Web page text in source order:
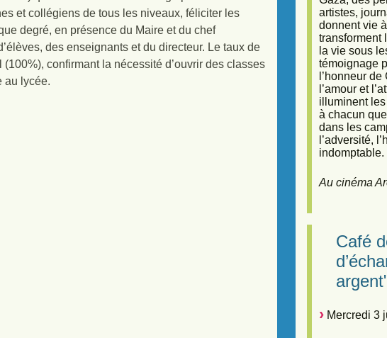
artistes,
donnent vie
transforment
la vie sous
témoignage
l’honneur
l’amour et
illuminent
à chacun
dans les
l’adversité,
indomptable.
Au cinéma
Café
Mercredi 3
et collégiens de tous les niveaux, féliciter les
degré, en présence du Maire et du chef
des enseignants et du directeur. Le taux de
confirmant la nécessité d’ouvrir des classes
au lycée.